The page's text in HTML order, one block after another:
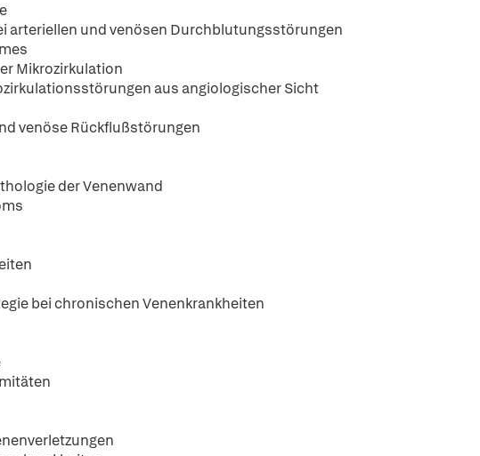
arteriellen und venösen Durchblutungsstörungen
Mikrozirkulation
aus angiologischer Sicht
venöse Rückflußstörungen
der Venenwand
bei chronischen Venenkrankheiten